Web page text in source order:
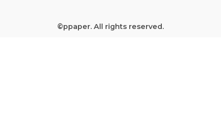
©ppaper. All rights reserved.